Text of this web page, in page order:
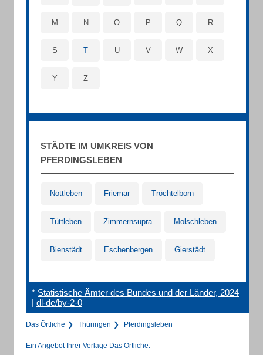
M N O P Q R
S T U V W X
Y Z
STÄDTE IM UMKREIS VON
PFERDINGSLEBEN
Nottleben Friemar Tröchtelborn
Tüttleben Zimmernsupra Molschleben
Bienstädt Eschenbergen Gierstädt
* Statistische Ämter des Bundes und der Länder, 2024
| dl-de/by-2-0
Das Örtliche Thüringen Pferdingsleben
Ein Angebot Ihrer Verlage Das Örtliche.